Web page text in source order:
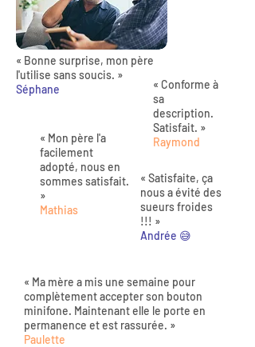
« Bonne surprise, mon père
l'utilise sans soucis. »
Séphane
« Mon père l'a
facilement
adopté, nous en
sommes satisfait.
»
Mathias
« Conforme à
sa
description.
Satisfait. »
Raymond
« Satisfaite, ça
nous a évité des
sueurs froides
!!! »
Andrée 😅
« Ma mère a mis une semaine pour
complètement accepter son bouton
minifone. Maintenant elle le porte en
permanence et est rassurée. »
Paulette